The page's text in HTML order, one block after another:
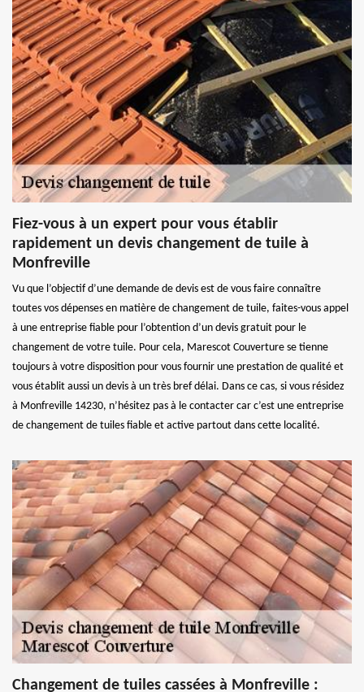
Fiez-vous à un expert pour vous établir
rapidement un devis changement de tuile à
Monfreville
Vu que l’objectif d’une demande de devis est de vous faire connaître
toutes vos dépenses en matière de changement de tuile, faites-vous appel
à une entreprise fiable pour l’obtention d’un devis gratuit pour le
changement de votre tuile. Pour cela, Marescot Couverture se tienne
toujours à votre disposition pour vous fournir une prestation de qualité et
vous établit aussi un devis à un très bref délai. Dans ce cas, si vous résidez
à Monfreville 14230, n’hésitez pas à le contacter car c’est une entreprise
de changement de tuiles fiable et active partout dans cette localité.
Changement de tuiles cassées à Monfreville :